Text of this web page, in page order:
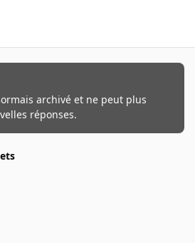
archivé et ne peut plus
réponses.